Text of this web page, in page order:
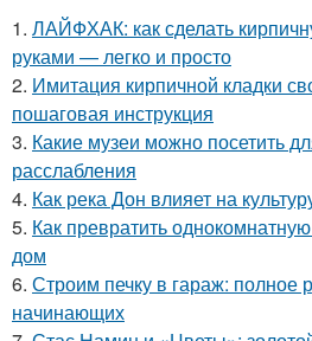
1. ЛАЙФХАК: как сделать
руками — легко и просто
2. Имитация кирпичной кладки
пошаговая инструкция
3. Какие музеи можно посетить
расслабления
4. Как река Дон влияет на
5. Как превратить
дом
6. Строим печку в гараж: полное
начинающих